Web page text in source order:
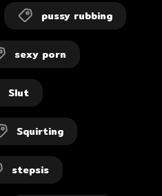
pussy rubbing
sexy porn
Slut
Squirting
stepsis